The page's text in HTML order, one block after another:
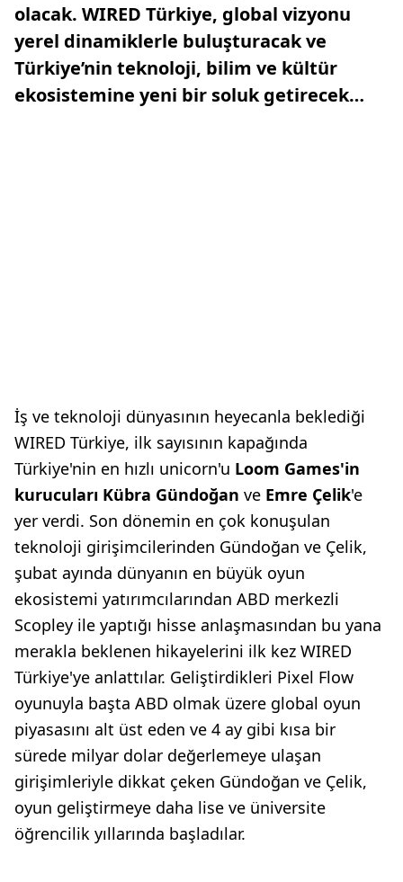
olacak. WIRED Türkiye, global vizyonu
yerel dinamiklerle buluşturacak ve
Türkiye’nin teknoloji, bilim ve kültür
ekosistemine yeni bir soluk getirecek…
İş ve teknoloji dünyasının heyecanla beklediği
WIRED Türkiye, ilk sayısının kapağında
Türkiye'nin en hızlı unicorn'u Loom Games'in
kurucuları Kübra Gündoğan ve Emre Çelik'e
yer verdi. Son dönemin en çok konuşulan
teknoloji girişimcilerinden Gündoğan ve Çelik,
şubat ayında dünyanın en büyük oyun
ekosistemi yatırımcılarından ABD merkezli
Scopley ile yaptığı hisse anlaşmasından bu yana
merakla beklenen hikayelerini ilk kez WIRED
Türkiye'ye anlattılar. Geliştirdikleri Pixel Flow
oyunuyla başta ABD olmak üzere global oyun
piyasasını alt üst eden ve 4 ay gibi kısa bir
sürede milyar dolar değerlemeye ulaşan
girişimleriyle dikkat çeken Gündoğan ve Çelik,
oyun geliştirmeye daha lise ve üniversite
öğrencilik yıllarında başladılar.